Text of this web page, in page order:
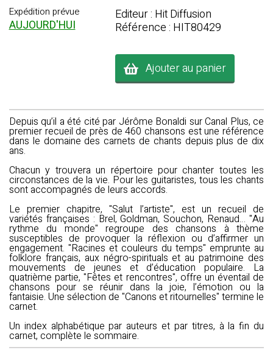
Expédition prévue
AUJOURD'HUI
Editeur : Hit Diffusion
Référence : HIT80429
Ajouter au panier
Depuis qu’il a été cité par Jérôme Bonaldi sur Canal Plus, ce
premier recueil de près de 460 chansons est une référence
dans le domaine des carnets de chants depuis plus de dix
ans.
Chacun y trouvera un répertoire pour chanter toutes les
circonstances de la vie. Pour les guitaristes, tous les chants
sont accompagnés de leurs accords.
Le premier chapitre, "Salut l’artiste", est un recueil de
variétés françaises : Brel, Goldman, Souchon, Renaud… "Au
rythme du monde" regroupe des chansons à thème
susceptibles de provoquer la réflexion ou d’affirmer un
engagement. "Racines et couleurs du temps" emprunte au
folklore français, aux négro-spirituals et au patrimoine des
mouvements de jeunes et d’éducation populaire. La
quatrième partie, "Fêtes et rencontres", offre un éventail de
chansons pour se réunir dans la joie, l’émotion ou la
fantaisie. Une sélection de "Canons et ritournelles" termine le
carnet.
Un index alphabétique par auteurs et par titres, à la fin du
carnet, complète le sommaire.